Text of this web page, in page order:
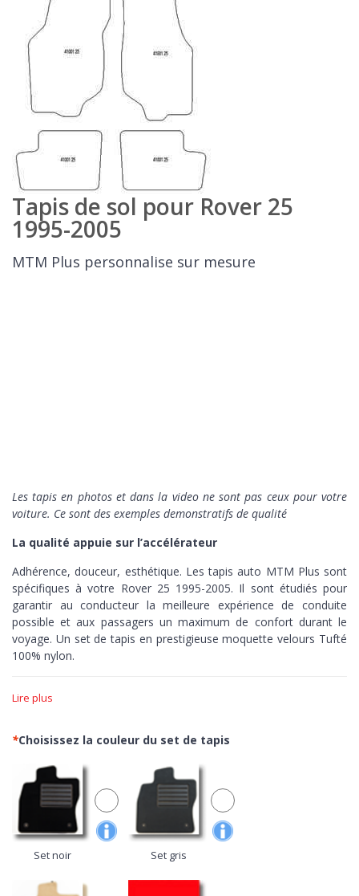
Tapis de sol pour Rover 25
1995-2005
MTM Plus personnalise sur mesure
Les tapis en photos et dans la video ne sont pas ceux pour votre
voiture. Ce sont des exemples demonstratifs de qualité
La qualité appuie sur l’accélérateur
Adhérence, douceur, esthétique. Les tapis auto MTM Plus sont
spécifiques à votre Rover 25 1995-2005. Il sont étudiés pour
garantir au conducteur la meilleure expérience de conduite
possible et aux passagers un maximum de confort durant le
voyage. Un set de tapis en prestigieuse moquette velours Tufté
100% nylon.
découpés à la perfection en fonction des courbes de votre
un contrôle maximum, zéro peur de pousser sur les pédales.
Douceur >
Avec le velours Tufté, ouvrez les portes de votre
voiture à la moquette plus prisé du secteur automobile. Un
confortable nylon de grande qualité avec finitions réalisée au
métier à tisser pour obtenir une excellente densité de fibres, une
grande luminosité du tissu et une extrême simplicité de
nettoyage.
Esthétique >
Minutieuses finitions aussi bien sur le dessus que
Lire plus
*Choisissez la couleur du set de tapis
Set noir Set gris